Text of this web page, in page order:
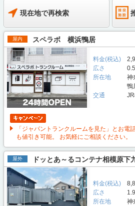
現在地で再検索
屋内 スペラボ 横浜鴨居
料金(税込)
広さ
所在地
神
鴨
交通
「ジャパントランクルームを見た」とお電
も値引き可能。 お気軽にご相談ください。
屋外 ドッとあ～るコンテナ相模原下
料金(税込)
広さ
所在地
神